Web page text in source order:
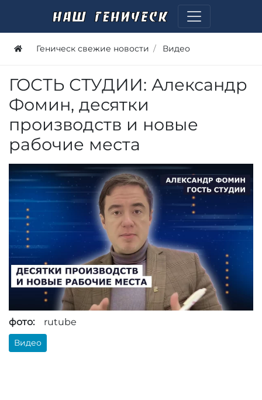
Геническ свежие новости Видео
ГОСТЬ СТУДИИ: Александр
Фомин, десятки
производств и новые
рабочие места
фото: rutube
Видео